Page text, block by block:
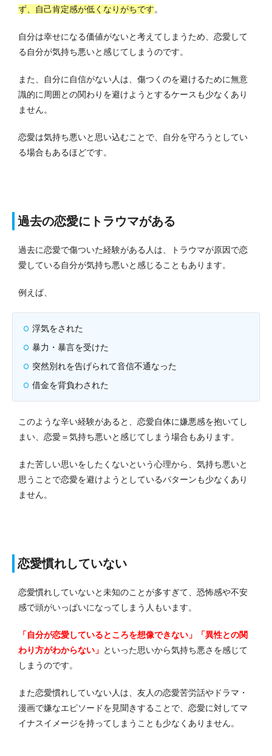
ず、自己肯定感が低くなりがちです。
自分は幸せになる価値がないと考えてしまうため、恋愛して
る自分が気持ち悪いと感じてしまうのです。
また、自分に自信がない人は、傷つくのを避けるために無意
識的に周囲との関わりを避けようとするケースも少なくあり
ません。
恋愛は気持ち悪いと思い込むことで、自分を守ろうとしてい
る場合もあるほどです。
過去の恋愛にトラウマがある
過去に恋愛で傷ついた経験がある人は、トラウマが原因で恋
愛している自分が気持ち悪いと感じることもあります。
例えば、
浮気をされた
暴力・暴言を受けた
突然別れを告げられて音信不通なった
借金を背負わされた
このような辛い経験があると、恋愛自体に嫌悪感を抱いてし
まい、恋愛＝気持ち悪いと感じてしまう場合もあります。
また苦しい思いをしたくないという心理から、気持ち悪いと
思うことで恋愛を避けようとしているパターンも少なくあり
ません。
恋愛慣れしていない
恋愛慣れしていないと未知のことが多すぎて、恐怖感や不安
感で頭がいっぱいになってしまう人もいます。
「自分が恋愛しているところを想像できない」「異性との関
わり方がわからない」 といった思いから気持ち悪さを感じて
しまうのです。
また恋愛慣れしていない人は、友人の恋愛苦労話やドラマ・
漫画で嫌なエピソードを見聞きすることで、恋愛に対してマ
イナスイメージを持ってしまうことも少なくありません。